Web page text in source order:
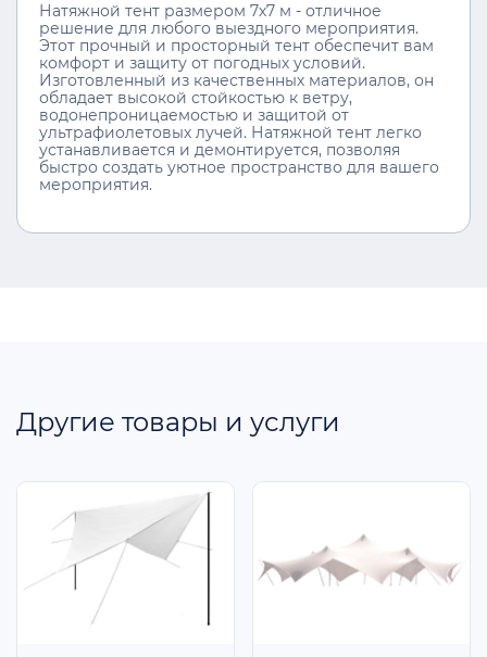
Натяжной тент размером 7х7 м - отличное
решение для любого выездного мероприятия.
Этот прочный и просторный тент обеспечит вам
комфорт и защиту от погодных условий.
Изготовленный из качественных материалов, он
обладает высокой стойкостью к ветру,
водонепроницаемостью и защитой от
ультрафиолетовых лучей. Натяжной тент легко
устанавливается и демонтируется, позволяя
быстро создать уютное пространство для вашего
мероприятия.
Другие товары и услуги